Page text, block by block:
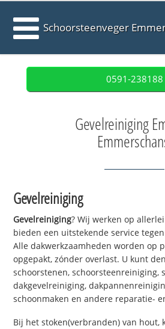
Schoorsteenveger
0591-238188
Gevelreiniging
Gevelreiniging
Gevelreiniging? Wij werken op
bieden een uitstekende service
Alle dakwerkzaamheden worden op
opgepakt, zónder overlast. U kunt
schoorstenen, schoorsteenreiniging,
dakgevelreiniging,
schoonmaken en andere reparatie-
Bij het stoken(verbranden) van hout,